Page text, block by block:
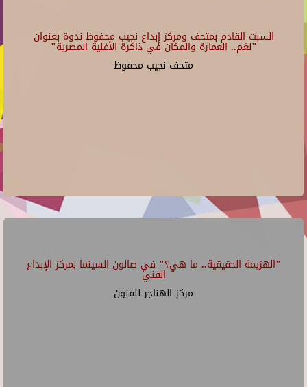
السبت القادم بمتحف ومركز إبداع نجيب محفوظ ندوة بعنوان
"نغم.. العمارة والمكان في ذاكرة الأغنية المصرية"
متحف نجيب محفوظ
"الهزيمة الحقيقية.. ما هي؟" في صالون السينما بمركز الإبداع
الفني
مركز الهناجر للفنون